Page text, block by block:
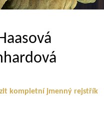
kompletní jmenný rejstřík